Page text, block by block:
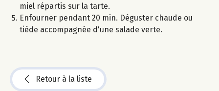
miel répartis sur la tarte.
Enfourner pendant 20 min. Déguster chaude ou
tiède accompagnée d'une salade verte.
Retour à la liste